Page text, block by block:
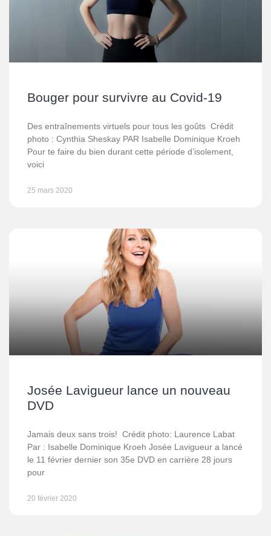
Bouger pour survivre au Covid-19
Des entraînements virtuels pour tous les goûts Crédit
photo : Cynthia Sheskay PAR Isabelle Dominique Kroeh
Pour te faire du bien durant cette période d’isolement,
voici
25 mars 2020
Josée Lavigueur lance un nouveau
DVD
Jamais deux sans trois! Crédit photo: Laurence Labat
Par : Isabelle Dominique Kroeh Josée Lavigueur a lancé
le 11 février dernier son 35e DVD en carrière 28 jours
pour
20 février 2020